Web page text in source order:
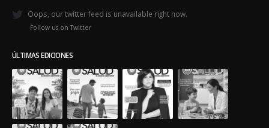
Oops, our twitter feed is unavailable right now.
Follow us on Twitter
ÚLTIMAS EDICIONES